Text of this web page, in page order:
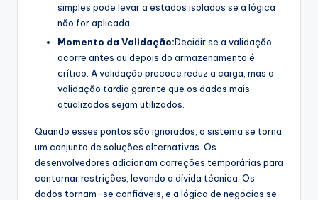
simples pode levar a estados isolados se a lógica
não for aplicada.
Momento da Validação:Decidir se a validação
ocorre antes ou depois do armazenamento é
crítico. A validação precoce reduz a carga, mas a
validação tardia garante que os dados mais
atualizados sejam utilizados.
Quando esses pontos são ignorados, o sistema se torna
um conjunto de soluções alternativas. Os
desenvolvedores adicionam correções temporárias para
contornar restrições, levando a dívida técnica. Os
dados tornam-se confiáveis, e a lógica de negócios se